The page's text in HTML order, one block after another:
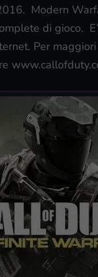
Modern
di gioco.
Per